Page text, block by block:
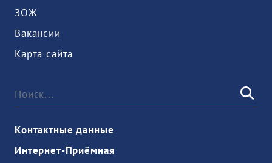
ЗОЖ
Вакансии
Карта сайта
Контактные данные
Интернет-Приёмная